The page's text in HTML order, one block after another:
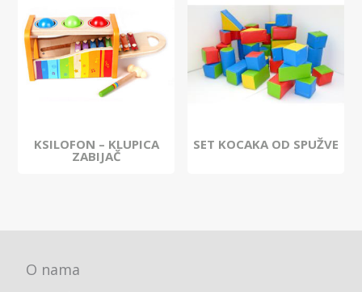
KSILOFON – KLUPICA
ZABIJAČ
SET KOCAKA OD SPUŽVE
O nama